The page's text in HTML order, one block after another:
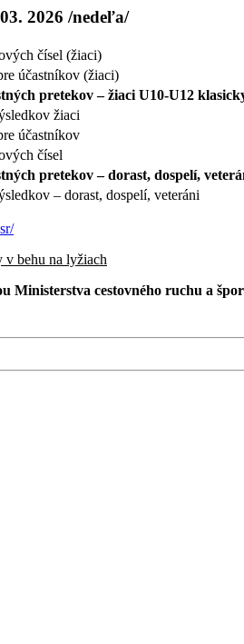
2026 /nedeľa/
čísel (žiaci)
účastníkov (žiaci)
pretekov – žiaci U10-U12
žiaci
účastníkov
čísel
pretekov – dorast, dospelí,
– dorast, dospelí, veteráni
Ministerstva cestovného ruchu a